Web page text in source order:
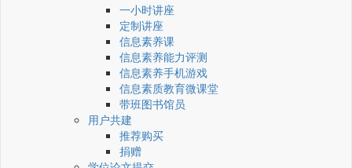
一小时讲座
定制讲座
信息素养课
信息素养能力评测
信息素养手机游戏
信息素质教育微课堂
带班图书馆员
用户共建
推荐购买
捐赠